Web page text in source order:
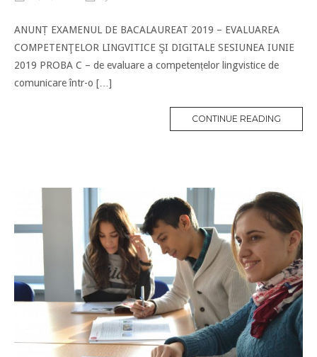
ANUNȚ EXAMENUL DE BACALAUREAT 2019 – EVALUAREA
COMPETENŢELOR LINGVITICE ŞI DIGITALE SESIUNEA IUNIE
2019 PROBA C – de evaluare a competențelor lingvistice de
comunicare într-o […]
CONTINUE READING